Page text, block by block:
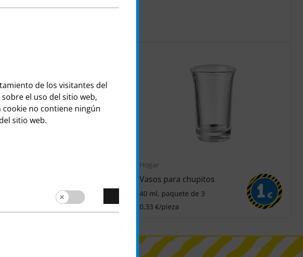
1
Hogar
Vasos para chupitos
40 ml, paquete de 3
0,33 €/pieza
1 €
de los visitantes del
el uso del sitio web,
cookie no contiene ningún
sitio web.